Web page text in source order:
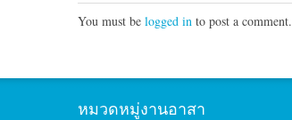
You must be logged in to post a comment.
หมวดหมู่งานอาสา